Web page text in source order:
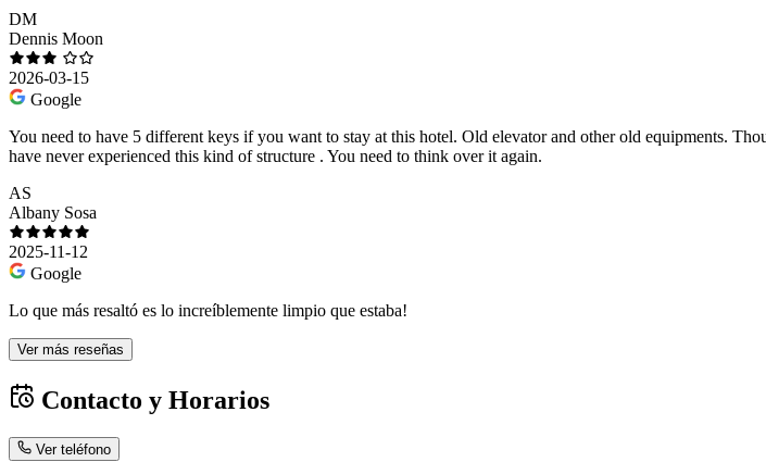
DM
Dennis Moon
2026-03-15
Google
You need to have 5 different keys if you want to stay at this hotel. Old elevator and other old equipments.
have never experienced this kind of structure . You need to think over it again.
AS
Albany Sosa
2025-11-12
Google
Lo que más resaltó es lo increíblemente limpio que estaba!
Ver más reseñas
Contacto y Horarios
Ver teléfono